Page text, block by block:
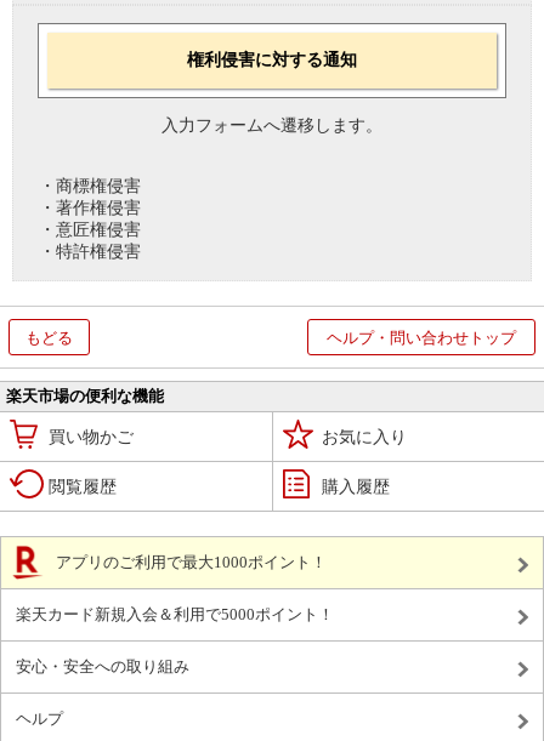
権利侵害に対する通知
入力フォームへ遷移します。
・商標権侵害
・著作権侵害
・意匠権侵害
・特許権侵害
もどる ヘルプ・問い合わせトップ
楽天市場の便利な機能
買い物かご お気に入り
閲覧履歴 購入履歴
アプリのご利用で最大1000ポイント！
楽天カード新規入会＆利用で5000ポイント！
安心・安全への取り組み
ヘルプ